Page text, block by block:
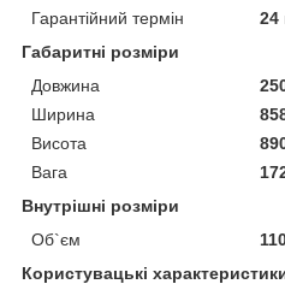
Гарантійний термін
24
Габаритні розміри
Довжина
Ширина
Висота
Вага
Внутрішні розміри
Об`єм
Користувацькі